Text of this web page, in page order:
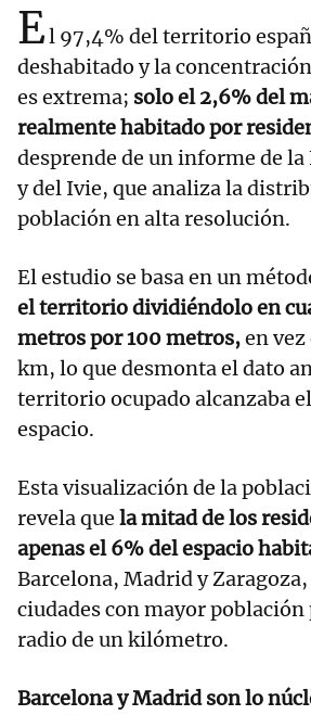
El 97,4% del territorio
deshabitado y la
es extrema; solo el 2,6% del
realmente habitado por
desprende de un informe de la
y del Ivie, que analiza la
población en alta resolución.
El estudio se basa en un
el territorio dividiéndolo en
metros por 100 metros,en vez
km, lo que desmonta el dato
territorio ocupado alcanzaba
espacio.
Esta visualización de la
revela que la mitad de los
apenas el 6% del espacio
Barcelona, Madrid y
ciudades con mayor
radio de un kilómetro.
Barcelona y Madrid son lo